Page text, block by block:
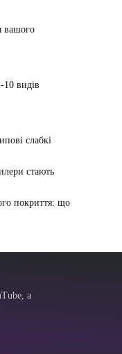
вашого
10 видів
слабкі
стають
покриття: що
а